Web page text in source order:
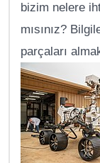
bizim nelere
mısınız?
parçaları